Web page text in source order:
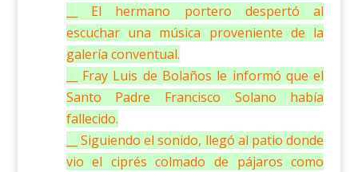
__ El hermano portero despertó al
escuchar una música proveniente de la
galería conventual.
__ Fray Luis de Bolaños le informó que el
Santo Padre Francisco Solano había
fallecido.
__ Siguiendo el sonido, llegó al patio donde
vio el ciprés colmado de pájaros como